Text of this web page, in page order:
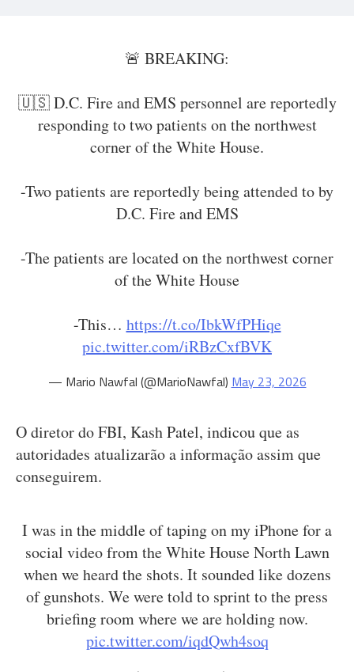
🚨 BREAKING:
🇺🇸 D.C. Fire and EMS personnel are reportedly
responding to two patients on the northwest
corner of the White House.
-Two patients are reportedly being attended to by
D.C. Fire and EMS
-The patients are located on the northwest corner
of the White House
-This… https://t.co/IbkWfPHiqe
pic.twitter.com/iRBzCxfBVK
— Mario Nawfal (@MarioNawfal) May 23, 2026
O diretor do FBI, Kash Patel, indicou que as
autoridades atualizarão a informação assim que
conseguirem.
I was in the middle of taping on my iPhone for a
social video from the White House North Lawn
when we heard the shots. It sounded like dozens
of gunshots. We were told to sprint to the press
briefing room where we are holding now.
pic.twitter.com/iqdQwh4soq